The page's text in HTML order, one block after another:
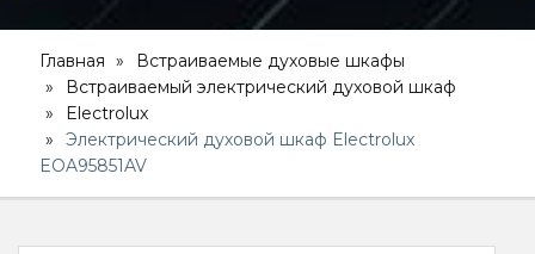
Главная
Встраиваемые духовые шкафы
Встраиваемый электрический духовой шкаф
Electrolux
Электрический духовой шкаф Electrolux
EOA95851AV